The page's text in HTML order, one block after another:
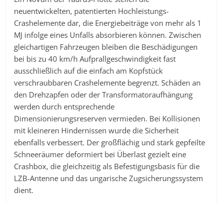
neuentwickelten, patentierten Hochleistungs-
Crashelemente dar, die Energiebeiträge von mehr als 1
MJ infolge eines Unfalls absorbieren können. Zwischen
gleichartigen Fahrzeugen bleiben die Beschädigungen
bei bis zu 40 km/h Aufprallgeschwindigkeit fast
ausschließlich auf die einfach am Kopfstück
verschraubbaren Crashelemente begrenzt. Schäden an
den Drehzapfen oder der Transformatoraufhängung
werden durch entsprechende
Dimensionierungsreserven vermieden. Bei Kollisionen
mit kleineren Hindernissen wurde die Sicherheit
ebenfalls verbessert. Der großflächig und stark gepfeilte
Schneeräumer deformiert bei Überlast gezielt eine
Crashbox, die gleichzeitig als Befestigungsbasis für die
LZB-Antenne und das ungarische Zugsicherungssystem
dient.